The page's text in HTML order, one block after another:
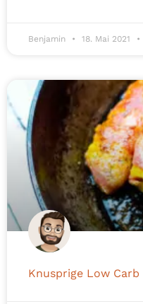
Benjamin 18. Mai 2021
Knusprige Low